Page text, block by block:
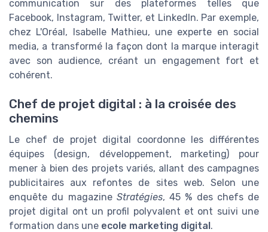
communication sur des plateformes telles que
Facebook, Instagram, Twitter, et LinkedIn. Par exemple,
chez L'Oréal, Isabelle Mathieu, une experte en social
media, a transformé la façon dont la marque interagit
avec son audience, créant un engagement fort et
cohérent.
Chef de projet digital : à la croisée des
chemins
Le chef de projet digital coordonne les différentes
équipes (design, développement, marketing) pour
mener à bien des projets variés, allant des campagnes
publicitaires aux refontes de sites web. Selon une
enquête du magazine Stratégies, 45 % des chefs de
projet digital ont un profil polyvalent et ont suivi une
formation dans une ecole marketing digital.